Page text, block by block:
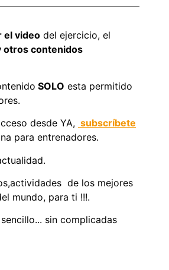
el video del ejercicio, el
otros contenidos
SOLO esta permitido
desde YA, subscríbete
para entrenadores.
de los mejores
mundo, para ti !!!.
sin complicadas